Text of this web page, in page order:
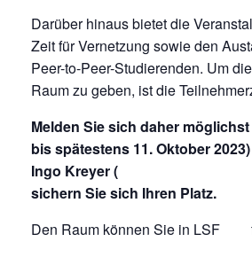
Darüber hinaus bietet die
Zeit für Vernetzung sowie den
Peer-to-Peer-Studierenden. Um
Raum zu geben, ist die
Melden Sie sich daher
bis spätestens 11. Oktober
Ingo Kreyer (
sichern Sie sich Ihren Platz.
Den Raum können Sie in LSF